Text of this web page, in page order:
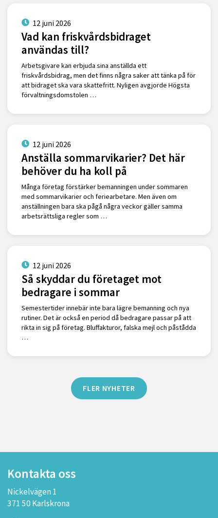
12 juni 2026
Vad kan friskvårdsbidraget
användas till?
Arbetsgivare kan erbjuda sina anställda ett
friskvårdsbidrag, men det finns några saker att tänka på för
att bidraget ska vara skattefritt. Nyligen avgjorde Högsta
förvaltningsdomstolen …
12 juni 2026
Anställa sommarvikarier? Det här
behöver du ha koll på
Många företag förstärker bemanningen under sommaren
med sommarvikarier och feriearbetare. Men även om
anställningen bara ska pågå några veckor gäller samma
arbetsrättsliga regler som …
12 juni 2026
Så skyddar du företaget mot
bedragare i sommar
Semestertider innebär inte bara lägre bemanning och nya
rutiner. Det är också en period då bedragare passar på att
rikta in sig på företag. Bluffakturor, falska mejl och påstådda
…
FLER NYHETER
Kontakta oss
Nickelvägen 1
371 50 Karlskrona